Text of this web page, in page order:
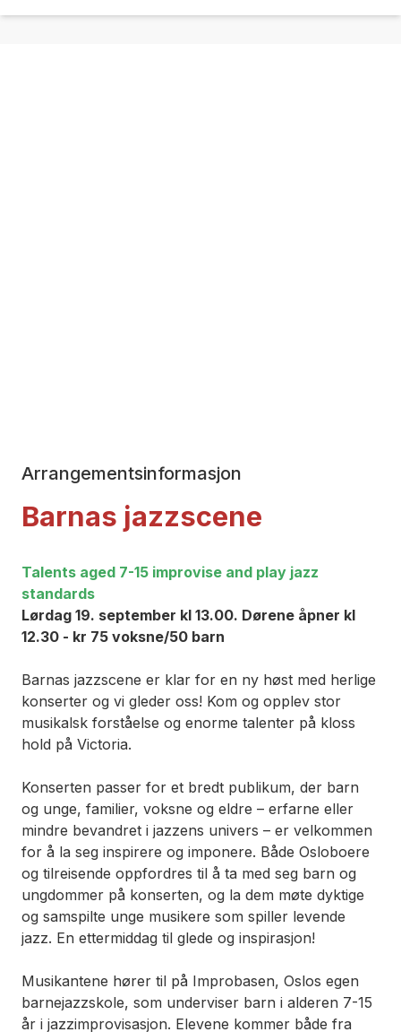
Arrangementsinformasjon
Barnas jazzscene
Talents aged 7-15 improvise and play jazz
standards
Lørdag 19. september kl 13.00. Dørene åpner kl
12.30 - kr 75 voksne/50 barn
Barnas jazzscene er klar for en ny høst med herlige
konserter og vi gleder oss! Kom og opplev stor
musikalsk forståelse og enorme talenter på kloss
hold på Victoria.
Konserten passer for et bredt publikum, der barn
og unge, familier, voksne og eldre – erfarne eller
mindre bevandret i jazzens univers – er velkommen
for å la seg inspirere og imponere. Både Osloboere
og tilreisende oppfordres til å ta med seg barn og
ungdommer på konserten, og la dem møte dyktige
og samspilte unge musikere som spiller levende
jazz. En ettermiddag til glede og inspirasjon!
Musikantene hører til på Improbasen, Oslos egen
barnejazzskole, som underviser barn i alderen 7-15
år i jazzimprovisasjon. Elevene kommer både fra